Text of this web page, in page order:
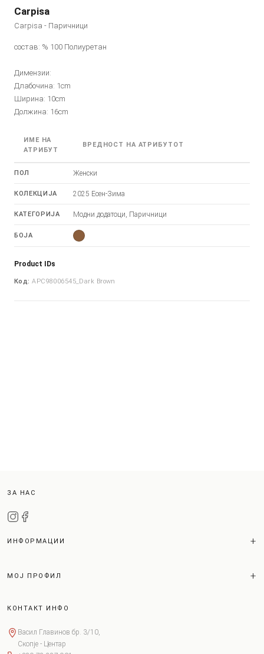
Carpisa
Carpisa - Паричници
состав: % 100 Полиуретан
Димензии:
Длабочина: 1cm
Ширина: 10cm
Должина: 16cm
ИМЕ НА
АТРИБУТ
ВРЕДНОСТ НА АТРИБУТОТ
ПОЛ Женски
КОЛЕКЦИЈА 2025 Есен-Зима
КАТЕГОРИЈА Модни додатоци, Паричници
БОЈА
Product IDs
Код: APC98006545_Dark Brown
ЗА НАС
ИНФОРМАЦИИ
МОЈ ПРОФИЛ
КОНТАКТ ИНФО
Васил Главинов бр. 3/10,
Скопје - Центар